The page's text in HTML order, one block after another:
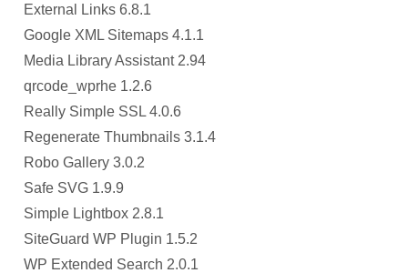
External Links 6.8.1
Google XML Sitemaps 4.1.1
Media Library Assistant 2.94
qrcode_wprhe 1.2.6
Really Simple SSL 4.0.6
Regenerate Thumbnails 3.1.4
Robo Gallery 3.0.2
Safe SVG 1.9.9
Simple Lightbox 2.8.1
SiteGuard WP Plugin 1.5.2
WP Extended Search 2.0.1